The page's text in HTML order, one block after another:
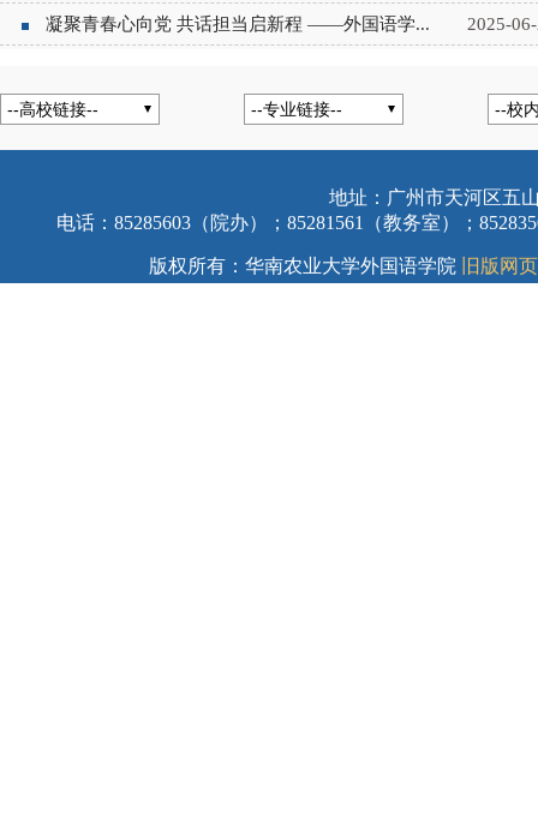
凝聚青春心向党 共话担当启新程 ——外国语学... 2025-
--高校链接-- --专业链接-- --校
地址：广州市天河区五
电话：85285603（院办）；85281561（教务室）；
版权所有：华南农业大学外国语学院 旧版网页